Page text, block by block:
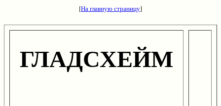
[На главную страницу]
ГЛАДСХЕЙМ